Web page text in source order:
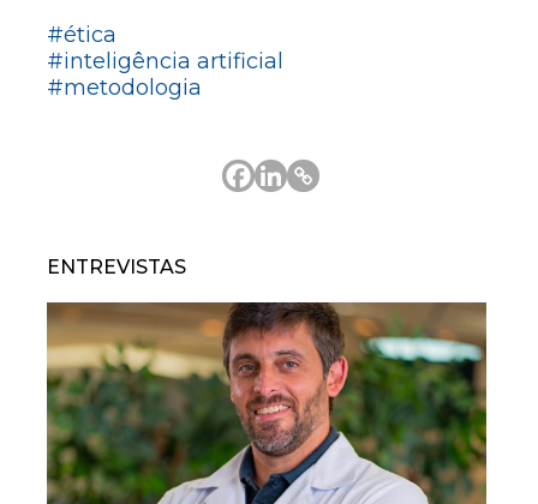
#ética
#inteligência artificial
#metodologia
ENTREVISTAS